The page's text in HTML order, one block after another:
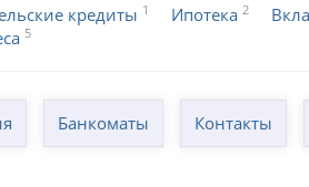
кредиты 1 Ипотека 2
5
Банкоматы Контакты